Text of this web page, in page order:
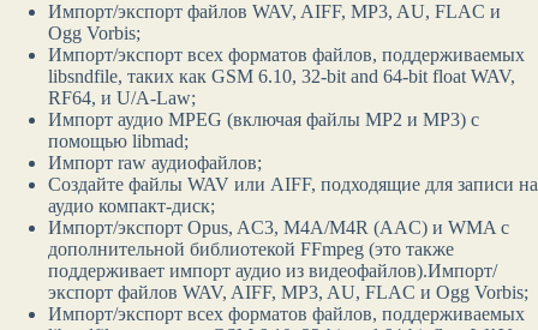
Импорт/экспорт файлов WAV, AIFF, MP3, AU, FLAC и
Ogg Vorbis;
Импорт/экспорт всех форматов файлов, поддерживаемых
libsndfile, таких как GSM 6.10, 32-bit and 64-bit float WAV,
RF64, и U/A-Law;
Импорт аудио MPEG (включая файлы MP2 и MP3) с
помощью libmad;
Импорт raw аудиофайлов;
Создайте файлы WAV или AIFF, подходящие для записи на
аудио компакт-диск;
Импорт/экспорт Opus, AC3, M4A/M4R (AAC) и WMA с
дополнительной библиотекой FFmpeg (это также
поддерживает импорт аудио из видеофайлов).Импорт/
экспорт файлов WAV, AIFF, MP3, AU, FLAC и Ogg Vorbis;
Импорт/экспорт всех форматов файлов, поддерживаемых